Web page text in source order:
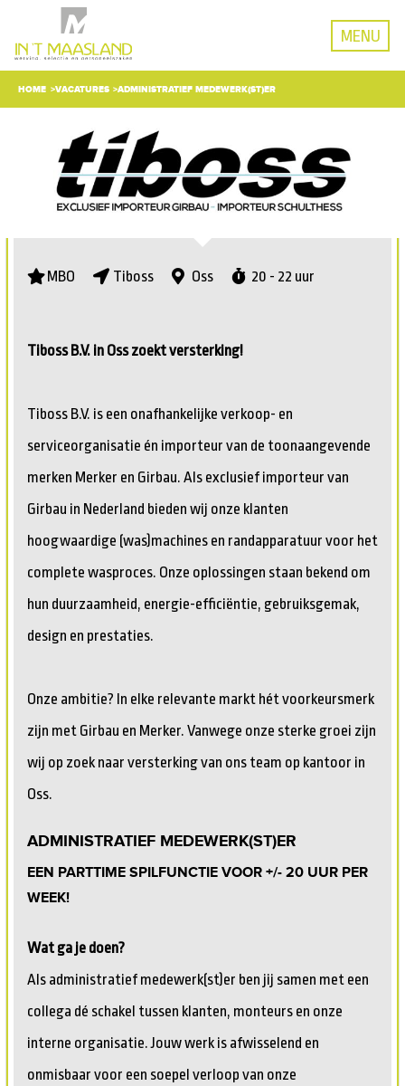
MENU
HOME VACATURES ADMINISTRATIEF MEDEWERK(ST)ER
MBO Tiboss Oss 20 - 22 uur
Tiboss B.V. in Oss zoekt versterking!
Tiboss B.V. is een onafhankelijke verkoop- en
serviceorganisatie én importeur van de toonaangevende
merken Merker en Girbau. Als exclusief importeur van
Girbau in Nederland bieden wij onze klanten
hoogwaardige (was)machines en randapparatuur voor het
complete wasproces. Onze oplossingen staan bekend om
hun duurzaamheid, energie-efficiëntie, gebruiksgemak,
design en prestaties.
Onze ambitie? In elke relevante markt hét voorkeursmerk
zijn met Girbau en Merker. Vanwege onze sterke groei zijn
wij op zoek naar versterking van ons team op kantoor in
Oss.
ADMINISTRATIEF MEDEWERK(ST)ER
EEN PARTTIME SPILFUNCTIE VOOR +/- 20 UUR PER
WEEK!
Wat ga je doen?
Als administratief medewerk(st)er ben jij samen met een
collega dé schakel tussen klanten, monteurs en onze
interne organisatie. Jouw werk is afwisselend en
onmisbaar voor een soepel verloop van onze